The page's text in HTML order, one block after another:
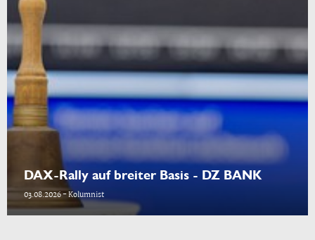
DAX-Rally auf breiter Basis - DZ BANK
03.08.2026 - Kolumnist